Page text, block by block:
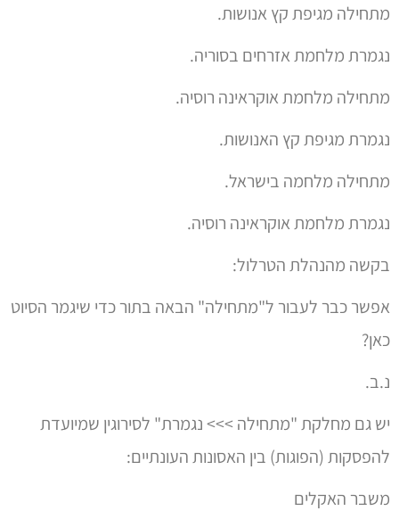
מתחילה מגיפת קץ אנושות.
נגמרת מלחמת אזרחים בסוריה.
מתחילה מלחמת אוקראינה רוסיה.
נגמרת מגיפת קץ האנושות.
מתחילה מלחמה בישראל.
נגמרת מלחמת אוקראינה רוסיה.
בקשה מהנהלת הטרלול:
אפשר כבר לעבור ל"מתחילה" הבאה בתור כדי שיגמר הסיוט
כאן?
נ.ב.
יש גם מחלקת "מתחילה >>> נגמרת" לסירוגין שמיועדת
להפסקות (הפוגות) בין האסונות העונתיים:
משבר האקלים